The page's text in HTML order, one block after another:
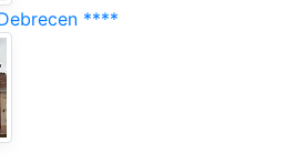
****